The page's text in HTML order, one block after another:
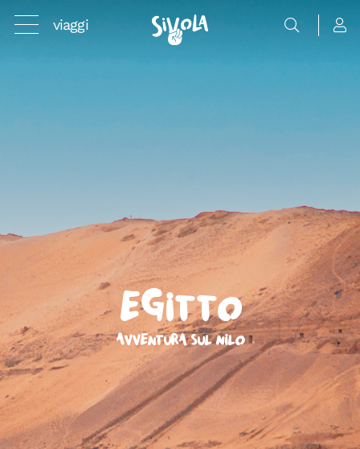
viaggi
Egitto
Avventura sul Nilo